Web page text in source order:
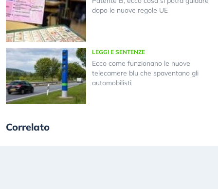
dopo le nuove regole UE
LEGGI E SENTENZE
Ecco come funzionano le nuove
telecamere blu che spaventano gli
automobilisti
Correlato